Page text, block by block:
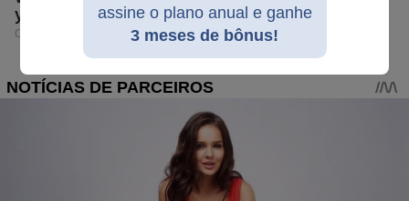
assine o plano anual e ganhe
3 meses de bônus!